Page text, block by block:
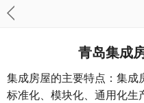
青岛集成
集成房屋的主要特点：集成
标准化、模块化、通用化生